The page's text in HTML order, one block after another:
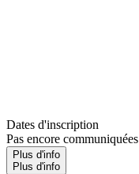
Dates d'inscription
Pas encore communiquées
Plus d'info
Plus d'info